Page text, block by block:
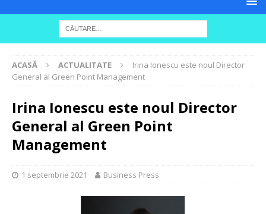
ACASĂ ACTUALITATE
Irina Ionescu este noul Director
General al Green Point Management
Irina Ionescu este noul Director
General al Green Point
Management
1 septembrie 2021 Business Press